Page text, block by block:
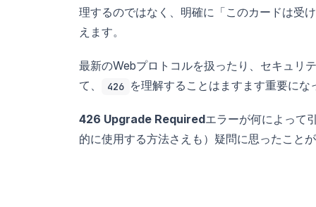
理するのではなく、明確に「このカードは受
えます。
最新のWebプロトコルを扱ったり、セキュリ
て、
426 を理解することはますます重要にな
426 Upgrade Requiredエラーが何によって
的に使用する方法さえも）疑問に思ったこと